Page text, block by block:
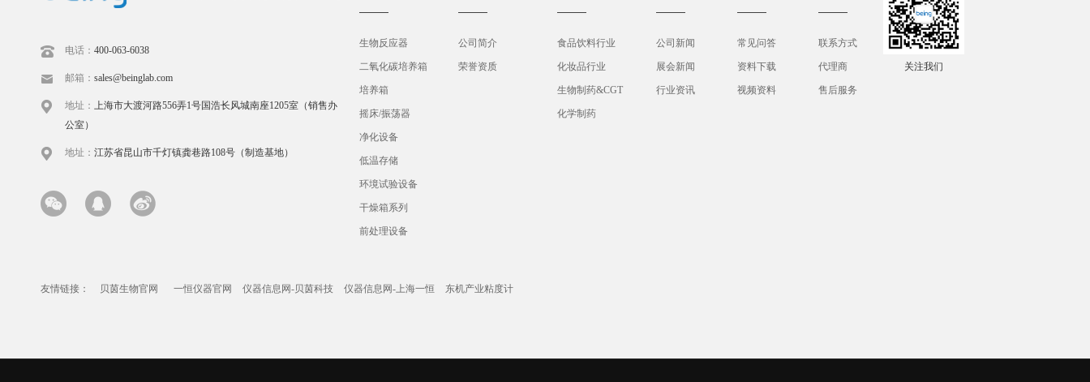
电话： 400-063-6038
邮箱： sales@beinglab.com
地址： 上海市大渡河路556弄1号国浩长风城南座1205室（销售办
公室）
地址： 江苏省昆山市千灯镇龚巷路108号（制造基地）
生物反应器
二氧化碳培养箱
培养箱
摇床/振荡器
净化设备
低温存储
环境试验设备
干燥箱系列
前处理设备
公司简介
荣誉资质
食品饮料行业
化妆品行业
生物制药&CGT
化学制药
公司新闻
展会新闻
行业资讯
常见问答
资料下载
视频资料
联系方式
代理商
售后服务
关注我们
友情链接： 贝茵生物官网 一恒仪器官网 仪器信息网-贝茵科技 仪器信息网-上海一恒 东机产业粘度计